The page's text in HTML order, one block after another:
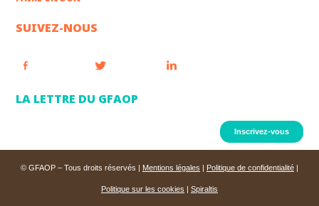
SUIVEZ-NOUS
LA LETTRE DU GFAOP
Inscrivez-vous
© GFAOP – Tous droits réservés | Mentions légales | Politique de confidentialité |
Politique sur les cookies | Spiraltis